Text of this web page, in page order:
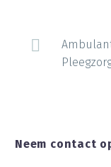
Neem contact